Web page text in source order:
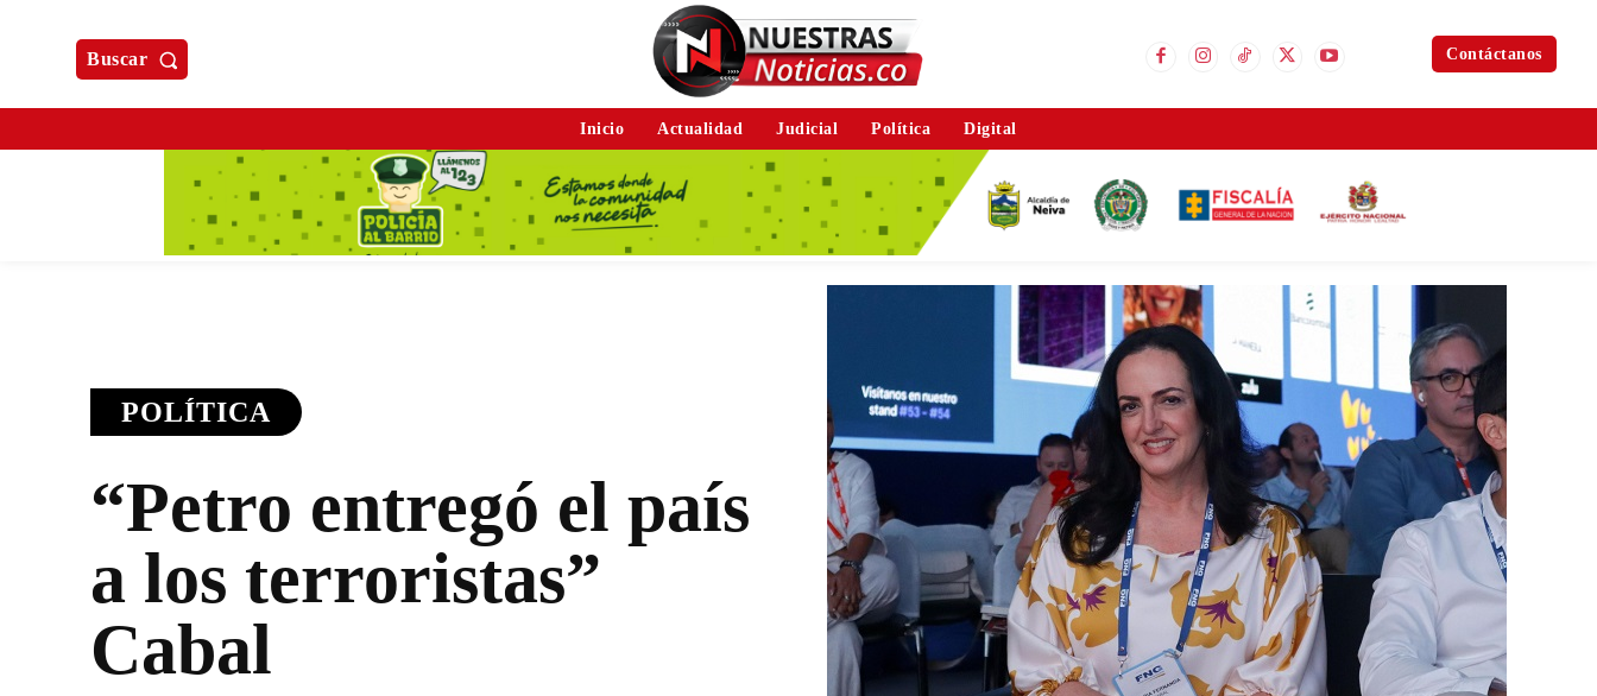
Buscar Contáctanos
Inicio Actualidad Judicial Política Digital
POLÍTICA
“Petro entregó el país
a los terroristas”
Cabal